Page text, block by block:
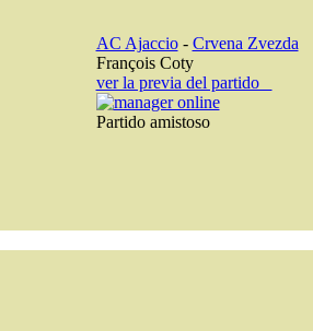
AC Ajaccio- Crvena Zvezda
François Coty
ver la previa del partido
Partido amistoso